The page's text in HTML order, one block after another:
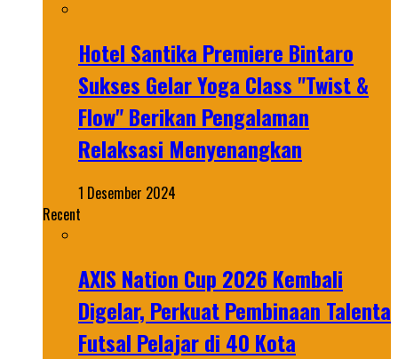
Hotel Santika Premiere Bintaro
Sukses Gelar Yoga Class "Twist &
Flow" Berikan Pengalaman
Relaksasi Menyenangkan
1 Desember 2024
Recent
AXIS Nation Cup 2026 Kembali
Digelar, Perkuat Pembinaan Talenta
Futsal Pelajar di 40 Kota